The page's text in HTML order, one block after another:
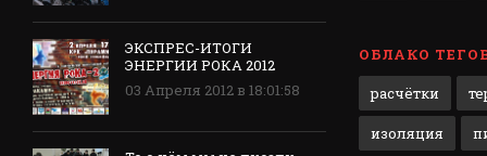
ЭКСПРЕС-ИТОГИ
ЭНЕРГИИ РОКА 2012
03 Апреля 2012 в 18:01:58
ОБЛАКО
расчётки
изоляция